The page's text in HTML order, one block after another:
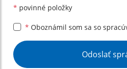
* povinné položky
* Oboznámil som sa so
Google reCaptcha Response
Odoslať